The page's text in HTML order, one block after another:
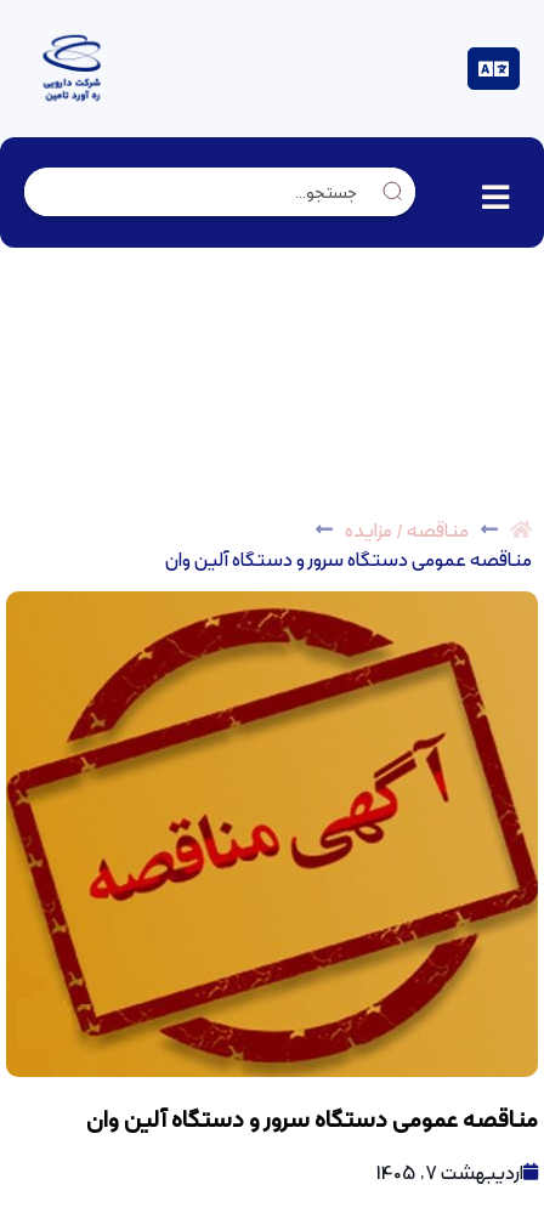
مناقصه / مزایده
مناقصه عمومی دستگاه سرور و دستگاه آلین وان
مناقصه عمومی دستگاه سرور و دستگاه آلین وان
اردیبهشت 7, 1405